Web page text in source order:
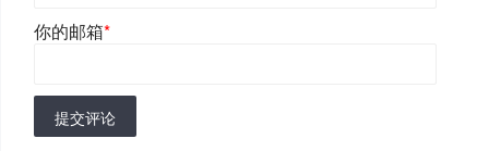
你的邮箱*
提交评论